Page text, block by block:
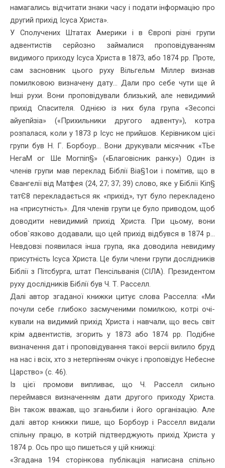
намагались відчитати знаки часу і подати інформацію про
другий прихід Ісуса Христа».
У Сполучених Штатах Америки і в Європі різні групи
адвентистів серйозно займалися проповідуванням
видимого приходу Ісуса Хрис­та в 1873, або 1874 рр. Проте,
сам засновник цього руху Вільгельм Міллер визнав
помилковою визначену дату... Дали про себе чути ще й
Інші рухи. Вони проповідували близький, але невидимий
прихід Спасителя. Однією із них була група «Зесопсі
айуепйзіа» («Прихиль­ники другого адвенту»), котра
розпалася, коли у 1873 р Ісус не прий­шов. Керівником цієї
групи був Н. Г. Борбоур... Вони друкували мі­сячник «ТЬе
НегаМ ог Ше Могпіп§» («Благовісник ранку») Один із
членів групи мав переклад Біблії Віа§1ои і помітив, що в
Євангелії від Матфея (24, 27; 37; 39) слово, яке у Біблії Кіп§
татЄ8 перекла­дається як «прихід», тут було перекладено
на «присутність». Для членів групи це було приводом, щоб
доводити невидимий прихід Христа. При цьому, вони
обов`язково додавали, що цей прихід від­бувся в 1874 р...
Невдовзі появилася інша група, яка доводила неви­диму
присутність Ісуса Христа. Це були члени групи дослідників
Біблії з Пітсбурга, штат Пенсільванія (СІЛА). Президентом
руху дослідників Біблії був Ч. Т. Расселл.
Далі автор згаданої книжки цитує слова Расселла: «Ми
почули себе глибоко засмученими помилкою, котрі очі­
кували на видимий прихід Христа і навчали, що весь світ
крім адвен­тистів, згорить у 1873 або 1874 рр. Подібне
визначення дат і проповідування такої версії вилило бруд
на нас і всіх, хто з нетер­пінням очікує і проповідує Небесне
Царство» (с. 46).
Із цієї промови випливає, що Ч. Расселл сильно
переймався визначенням дати другого приходу Христа.
Він також вважав, що зганьбили і його організацію. Але
далі автор книжки пише, що Бор­боур і Расселл видали
спільну працю, в котрій підтверджують при­хід Христа у
1874 р. Ось про що пишеться у цій книжці:
«Згадана 194 сторінкова публікація написана спільно